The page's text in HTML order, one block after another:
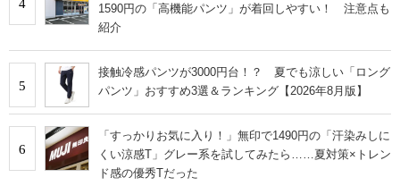
4
1590円の「高機能パンツ」が着回しやすい！ 注意点も
紹介
5
接触冷感パンツが3000円台！？ 夏でも涼しい「ロング
パンツ」おすすめ3選＆ランキング【2026年8月版】
6
「すっかりお気に入り！」無印で1490円の「汗染みしに
くい涼感T」グレー系を試してみたら……夏対策×トレン
ド感の優秀Tだった